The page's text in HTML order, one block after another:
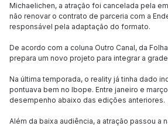
Michaelichen, a atração foi cancelada pela
não renovar o contrato de parceria com a
responsável pela adaptação do formato.
De acordo com a coluna Outro Canal, da
prepara um novo projeto para integrar a
Na última temporada, o reality já tinha dado
pontuava bem no Ibope. Entre janeiro e
desempenho abaixo das edições anteriores.
Além da baixa audiência, a atração passou a